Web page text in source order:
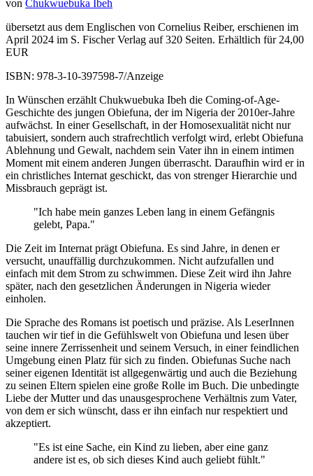
von Chukwuebuka Ibeh
übersetzt aus dem Englischen von Cornelius Reiber, erschienen im
April 2024 im S. Fischer Verlag auf 320 Seiten. Erhältlich für 24,00
EUR
ISBN: 978-3-10-397598-7/Anzeige
In Wünschen erzählt Chukwuebuka Ibeh die Coming-of-Age-
Geschichte des jungen Obiefuna, der im Nigeria der 2010er-Jahre
aufwächst. In einer Gesellschaft, in der Homosexualität nicht nur
tabuisiert, sondern auch strafrechtlich verfolgt wird, erlebt Obiefuna
Ablehnung und Gewalt, nachdem sein Vater ihn in einem intimen
Moment mit einem anderen Jungen überrascht. Daraufhin wird er in
ein christliches Internat geschickt, das von strenger Hierarchie und
Missbrauch geprägt ist.
"Ich habe mein ganzes Leben lang in einem Gefängnis
gelebt, Papa."
Die Zeit im Internat prägt Obiefuna. Es sind Jahre, in denen er
versucht, unauffällig durchzukommen. Nicht aufzufallen und
einfach mit dem Strom zu schwimmen. Diese Zeit wird ihn Jahre
später, nach den gesetzlichen Änderungen in Nigeria wieder
einholen.
Die Sprache des Romans ist poetisch und präzise. Als LeserInnen
tauchen wir tief in die Gefühlswelt von Obiefuna und lesen über
seine innere Zerrissenheit und seinem Versuch, in einer feindlichen
Umgebung einen Platz für sich zu finden. Obiefunas Suche nach
seiner eigenen Identität ist allgegenwärtig und auch die Beziehung
zu seinen Eltern spielen eine große Rolle im Buch. Die unbedingte
Liebe der Mutter und das unausgesprochene Verhältnis zum Vater,
von dem er sich wünscht, dass er ihn einfach nur respektiert und
akzeptiert.
"Es ist eine Sache, ein Kind zu lieben, aber eine ganz
andere ist es, ob sich dieses Kind auch geliebt fühlt."